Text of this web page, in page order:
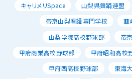
キャリメリSpace
山梨県舞踊連盟
帝京山梨看護専門学校
韮
山梨学院高校野球部
帝
甲府商業高校野球部
甲府昭和高校
甲府西高校野球部
東海